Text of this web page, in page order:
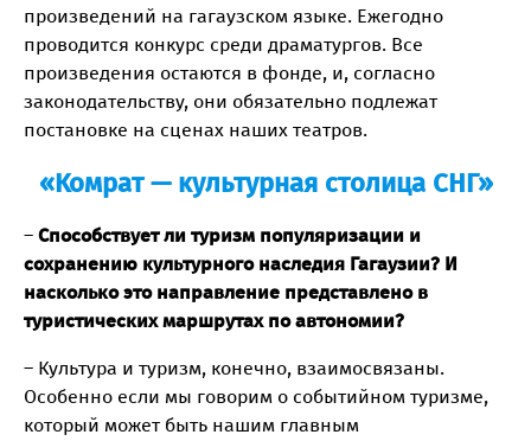
произведений на гагаузском языке. Ежегодно
проводится конкурс среди драматургов. Все
произведения остаются в фонде, и, согласно
законодательству, они обязательно подлежат
постановке на сценах наших театров.
«Комрат — культурная столица СНГ»
– Способствует ли туризм популяризации и
сохранению культурного наследия Гагаузии? И
насколько это направление представлено в
туристических маршрутах по автономии?
– Культура и туризм, конечно, взаимосвязаны.
Особенно если мы говорим о событийном туризме,
который может быть нашим главным